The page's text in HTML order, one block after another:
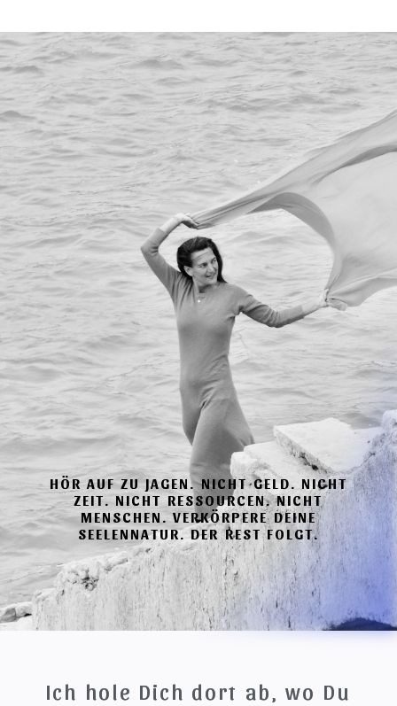
HÖR AUF ZU JAGEN. NICHT GELD. NICHT
ZEIT. NICHT RESSOURCEN. NICHT
MENSCHEN. VERKÖRPERE DEINE
SEELENNATUR. DER REST FOLGT.
Ich hole Dich dort ab, wo Du